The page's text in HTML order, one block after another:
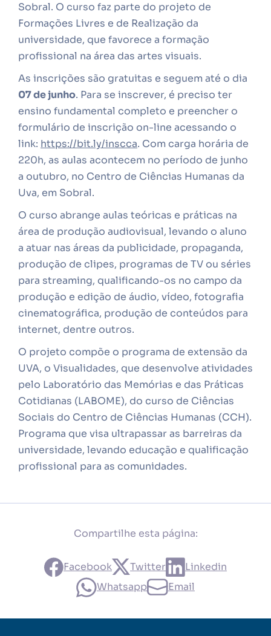
Sobral. O curso faz parte do projeto de
Formações Livres e de Realização da
universidade, que favorece a formação
profissional na área das artes visuais.
As inscrições são gratuitas e seguem até o dia
07 de junho. Para se inscrever, é preciso ter
ensino fundamental completo e preencher o
formulário de inscrição on-line acessando o
link: https://bit.ly/inscca. Com carga horária de
220h, as aulas acontecem no período de junho
a outubro, no Centro de Ciências Humanas da
Uva, em Sobral.
O curso abrange aulas teóricas e práticas na
área de produção audiovisual, levando o aluno
a atuar nas áreas da publicidade, propaganda,
produção de clipes, programas de TV ou séries
para streaming, qualificando-os no campo da
produção e edição de áudio, vídeo, fotografia
cinematográfica, produção de conteúdos para
internet, dentre outros.
O projeto compõe o programa de extensão da
UVA, o Visualidades, que desenvolve atividades
pelo Laboratório das Memórias e das Práticas
Cotidianas (LABOME), do curso de Ciências
Sociais do Centro de Ciências Humanas (CCH).
Programa que visa ultrapassar as barreiras da
universidade, levando educação e qualificação
profissional para as comunidades.
Compartilhe esta página:
Facebook Twitter
Linkedin
Whatsapp
Email